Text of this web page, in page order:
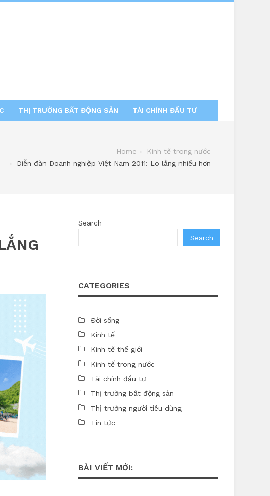
THỊ TRƯỜNG BẤT ĐỘNG SẢN TÀI CHÍNH ĐẦU TƯ
Home
Kinh tế trong nước
Diễn đàn Doanh nghiệp Việt Nam 2011: Lo lắng nhiều hơn
Search
Search
CATEGORIES
Đời sống
Kinh tế
Kinh tế thế giới
Kinh tế trong nước
Tài chính đầu tư
Thị trường bất động sản
Thị trường người tiêu dùng
Tin tức
BÀI VIẾT MỚI: